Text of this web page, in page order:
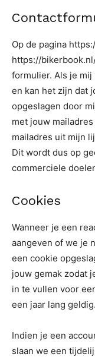
Op de pagina
https://
formulier. Als je
en kan het zijn dat
opgeslagen door
met jouw
mailadres uit mijn
Dit wordt dus op
commerciele
Cookies
Wanneer je een
aangeven of we je
een cookie
jouw gemak zodat
in te vullen voor
een jaar lang geldig.
Indien je een
slaan we een